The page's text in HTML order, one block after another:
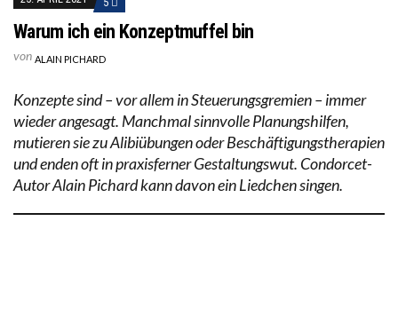
Warum ich ein Konzeptmuffel bin
von ALAIN PICHARD
Konzepte sind – vor allem in Steuerungsgremien – immer
wieder angesagt. Manchmal sinnvolle Planungshilfen,
mutieren sie zu Alibiübungen oder Beschäftigungstherapien
und enden oft in praxisferner Gestaltungswut. Condorcet-
Autor Alain Pichard kann davon ein Liedchen singen.